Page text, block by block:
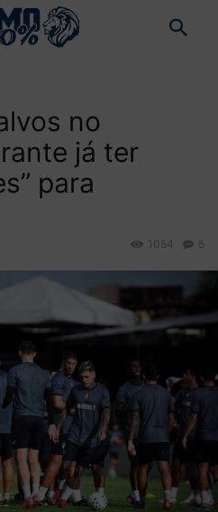
no
já ter
para
5
1054